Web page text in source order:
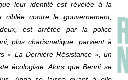
leur identité est révélée à la
ciblée contre le gouvernement,
est arrêtée par la police
plus charismatique, parvient à
« La Dernière Résistance », un
écologiste. Alors que Benni se